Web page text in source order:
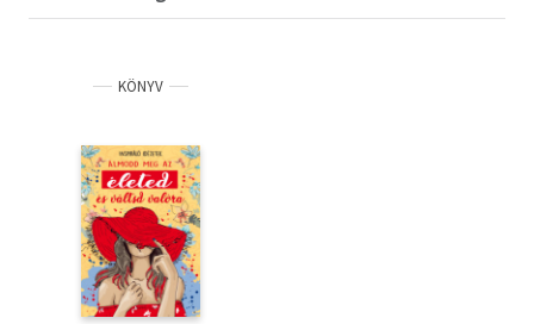
KÖNYV